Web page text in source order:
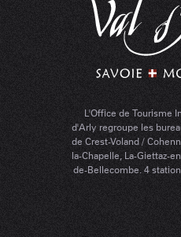
L'Office de Tourisme
d'Arly regroupe les
de Crest-Voland /
la-Chapelle, La-Giettaz-
de-Bellecombe. 4